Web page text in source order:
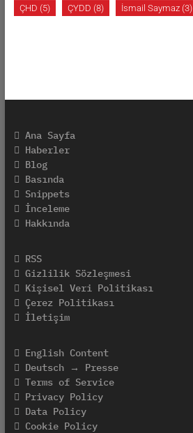
ÇHD (5) ÇYDD (8) İsmail Saymaz(3)
Ana Sayfa
Haberler
Blog
Basında
Snippets
İnceleme
Hakkında
RSS
Gizlilik Sözleşmesi
Kişisel Veri Politikası
Çerez Politikası
İletişim
English Content
Deutsch → Presse
Terms of Service
Privacy Policy
Data Policy
Cookie Policy